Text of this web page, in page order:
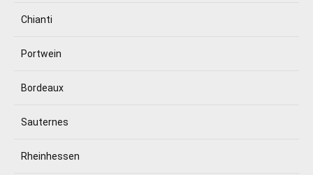
Chianti
Portwein
Bordeaux
Sauternes
Rheinhessen